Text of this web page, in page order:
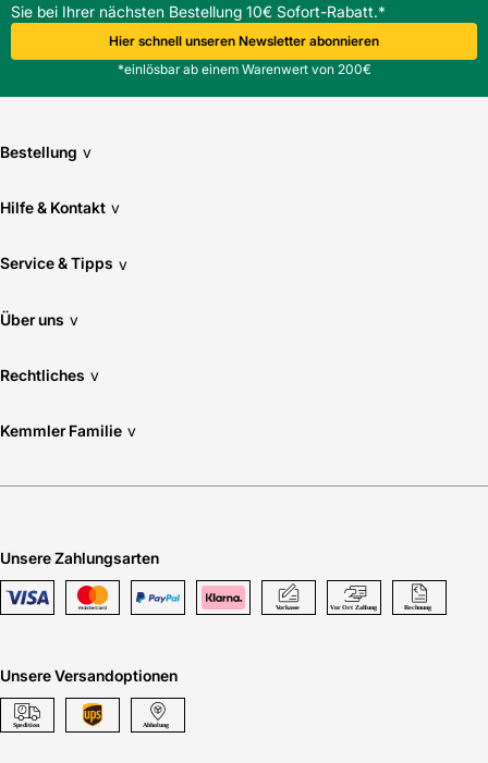
Sie bei Ihrer nächsten Bestellung 10€ Sofort-Rabatt.*
Hier schnell unseren Newsletter abonnieren
*einlösbar ab einem Warenwert von 200€
Bestellung v
Hilfe & Kontakt v
Service & Tipps v
Über uns v
Rechtliches v
Kemmler Familie v
Unsere Zahlungsarten
Unsere Versandoptionen